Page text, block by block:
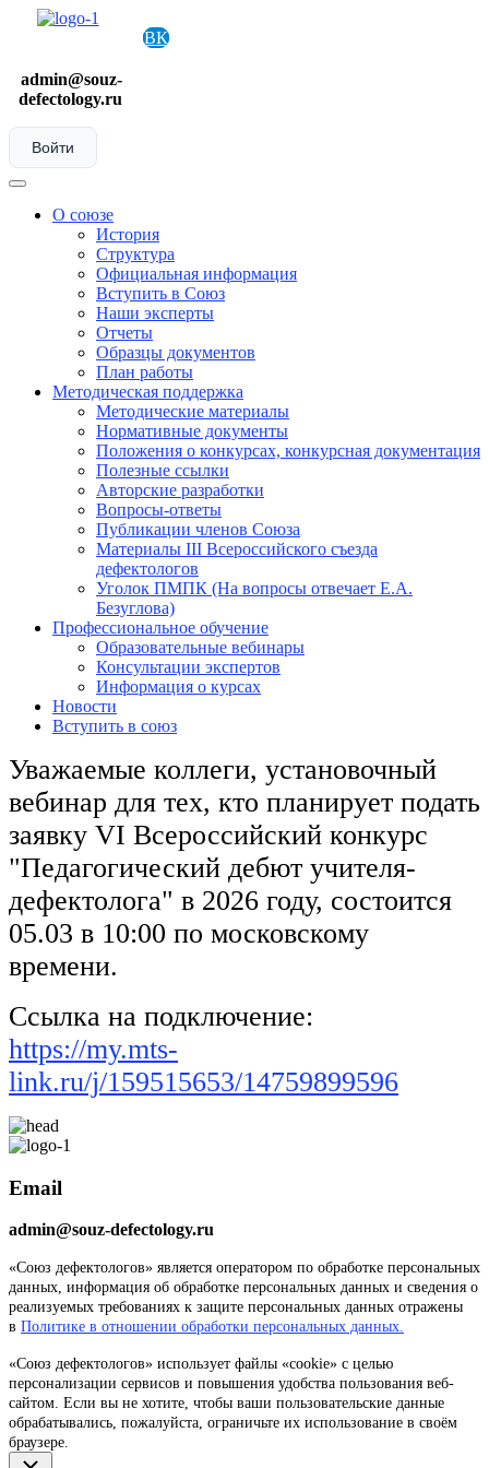
Skip
ВК
admin@souz-
defectology.ru
Войти
Menu
О союзе
История
Структура
Официальная информация
Вступить в Союз
Наши эксперты
Отчеты
Образцы документов
План работы
Методическая поддержка
Методические материалы
Нормативные документы
Положения о конкурсах, конкурсная документация
Полезные ссылки
Авторские разработки
Вопросы-ответы
Публикации членов Союза
Материалы III Всероссийского съезда
дефектологов
Уголок ПМПК (На вопросы отвечает Е.А.
Безуглова)
Профессиональное обучение
Образовательные вебинары
Консультации экспертов
Информация о курсах
Новости
Вступить в союз
Уважаемые коллеги, установочный
вебинар для тех, кто планирует подать
заявку VI Всероссийский конкурс
"Педагогический дебют учителя-
дефектолога" в 2026 году, состоится
05.03 в 10:00 по московскому
времени.
Ссылка на подключение:
https://my.mts-
link.ru/j/159515653/14759899596
Email
admin@souz-defectology.ru
«Союз дефектологов» является оператором по обработке персональных
данных, информация об обработке персональных данных и сведения о
реализуемых требованиях к защите персональных данных отражены
в Политике в отношении обработки персональных данных.
«Союз дефектологов» использует файлы «cookie» с целью
персонализации сервисов и повышения удобства пользования веб-
сайтом. Если вы не хотите, чтобы ваши пользовательские данные
обрабатывались, пожалуйста, ограничьте их использование в своём
браузере.